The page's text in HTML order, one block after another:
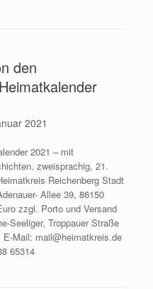
den
2021
2021 – mit
zweisprachig, 21.
Reichenberg Stadt
Allee 39, 86150
zzgl. Porto und Versand
Seeliger, Troppauer Straße
E-Mail: mail@heimatkreis.de
65314